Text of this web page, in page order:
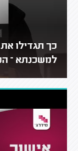
כך תגדילו את
למשכנתא –